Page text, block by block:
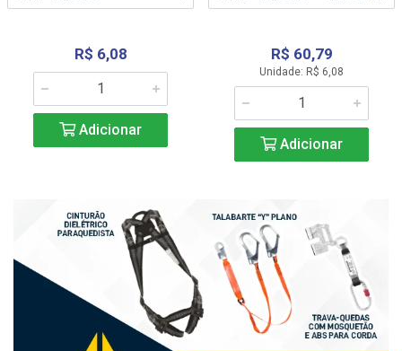
R$ 6,08
Adicionar
R$ 60,79
Unidade: R$ 6,08
Adicionar